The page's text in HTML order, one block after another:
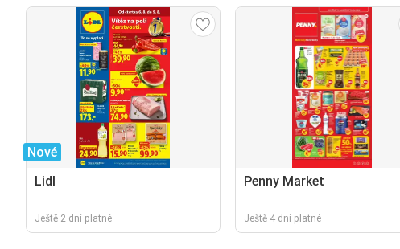
Nové
Lidl
Ještě 2 dní platné
Penny Market
Ještě 4 dní platné